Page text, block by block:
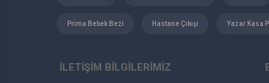
Prima Bebek Bezi Hastane Çıkışı Yazar Kasa
İLETİŞİM BİLGİLERİMİZ